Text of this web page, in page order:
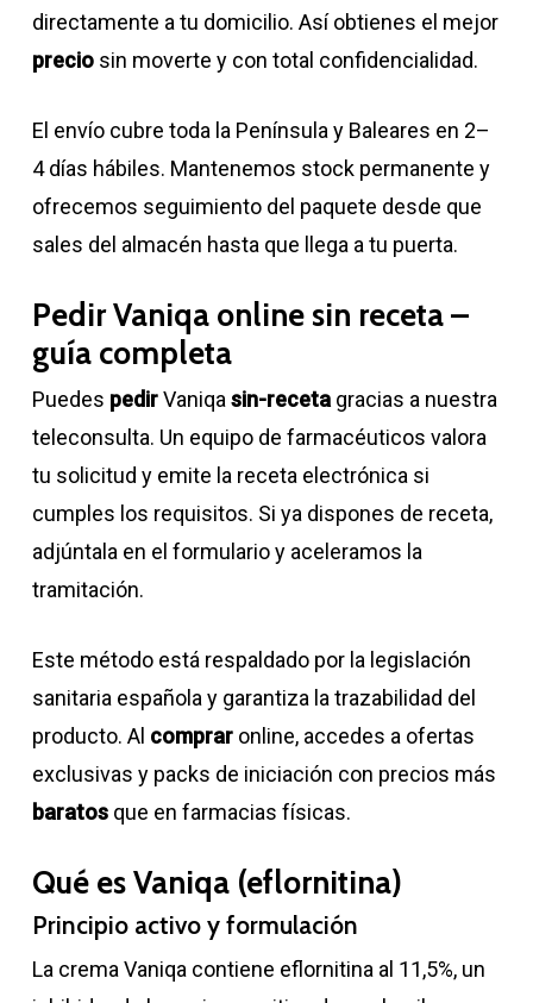
directamente a tu domicilio. Así obtienes el mejor
preciosin moverte y con total confidencialidad.
El envío cubre toda la Península y Baleares en 2–
4 días hábiles. Mantenemos stock permanente y
ofrecemos seguimiento del paquete desde que
sales del almacén hasta que llega a tu puerta.
Pedir Vaniqa online sin receta –
guía completa
Puedes pedirVaniqa sin-recetagracias a nuestra
teleconsulta. Un equipo de farmacéuticos valora
tu solicitud y emite la receta electrónica si
cumples los requisitos. Si ya dispones de receta,
adjúntala en el formulario y aceleramos la
tramitación.
Este método está respaldado por la legislación
sanitaria española y garantiza la trazabilidad del
producto. Al compraronline, accedes a ofertas
exclusivas y packs de iniciación con precios más
baratosque en farmacias físicas.
Qué es Vaniqa (eflornitina)
Principio activo y formulación
La crema Vaniqa contiene eflornitina al 11,5%, un